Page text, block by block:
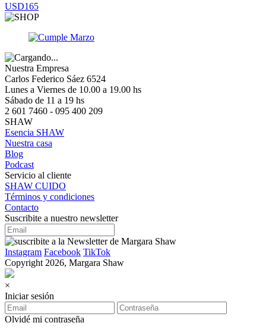
USD165
Nuestra Empresa
Carlos Federico Sáez 6524
Lunes a Viernes de 10.00 a 19.00 hs
Sábado de 11 a 19 hs
2 601 7460 - 095 400 209
SHAW
Esencia SHAW
Nuestra casa
Blog
Podcast
Servicio al cliente
SHAW CUIDO
Términos y condiciones
Contacto
Suscribite a nuestro newsletter
Instagram Facebook TikTok
Copyright 2026, Margara Shaw
×
Iniciar sesión
Olvidé mi contraseña